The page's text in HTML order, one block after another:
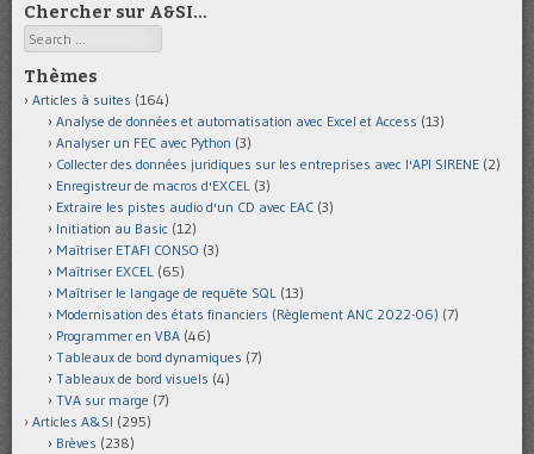
Chercher sur A&SI…
Search
Thèmes
Articles à suites (164)
Analyse de données et automatisation avec Excel et Access (13)
Analyser un FEC avec Python (3)
Collecter des données juridiques sur les entreprises avec l'API SIRENE (2)
Enregistreur de macros d'EXCEL (3)
Extraire les pistes audio d'un CD avec EAC (3)
Initiation au Basic (12)
Maîtriser ETAFI CONSO (3)
Maîtriser EXCEL (65)
Maîtriser le langage de requête SQL (13)
Modernisation des états financiers (Règlement ANC 2022-06) (7)
Programmer en VBA (46)
Tableaux de bord dynamiques (7)
Tableaux de bord visuels (4)
TVA sur marge (7)
Articles A&SI (295)
Brèves (238)